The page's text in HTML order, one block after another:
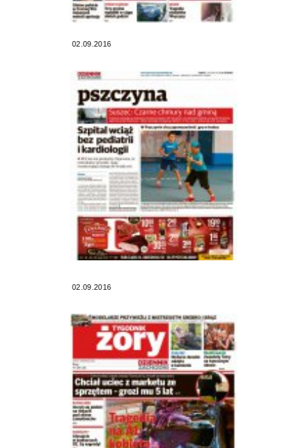
02.09.2016
02.09.2016